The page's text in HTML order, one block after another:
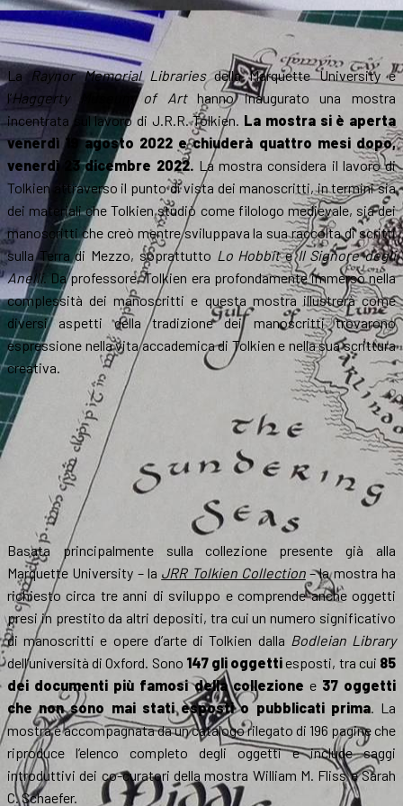
LaRaynor Memorial Librariesdella Marquette University e
l’Haggerty Museum of Arthanno inaugurato una mostra
incentrata sul lavoro di J.R.R. Tolkien. La mostra si è aperta
venerdì 19 agosto 2022 e chiuderà quattro mesi dopo,
venerdì 23 dicembre 2022. La mostra considera il lavoro di
Tolkien attraverso il punto di vista dei manoscritti, in termini sia
dei materiali che Tolkien studiò come filologo medievale, sia dei
manoscritti che creò mentre sviluppava la sua raccolta di scritti
sulla Terra di Mezzo, soprattutto Lo HobbiteIl Signore degli
Anelli. Da professore, Tolkien era profondamente immerso nella
complessità dei manoscritti e questa mostra illustrerà come
diversi aspetti della tradizione dei manoscritti trovarono
espressione nella vita accademica di Tolkien e nella sua scrittura
creativa.
Basata principalmente sulla collezione presente già alla
Marquette University – la JRR Tolkien Collection– la mostra ha
richiesto circa tre anni di sviluppo e comprende anche oggetti
presi in prestito da altri depositi, tra cui un numero significativo
di manoscritti e opere d’arte di Tolkien dalla Bodleian Library
dell’università di Oxford. Sono 147 gli oggettiesposti, tra cui 85
dei documenti più famosi della collezione e 37 oggetti
che non sono mai stati esposti o pubblicati prima. La
mostra è accompagnata da un catalogo rilegato di 196 pagine che
riproduce l’elenco completo degli oggetti e include saggi
introduttivi dei co-curatori della mostra William M. Fliss e Sarah
C. Schaefer.